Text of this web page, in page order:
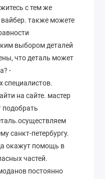
с тем же
также можете
выбором деталей
что деталь может
-
специалистов.
на сайте. мастер
подобрать
санкт-петербургу.
окажут помощь в
частей.
постоянно